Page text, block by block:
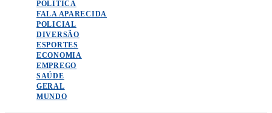
POLÍTICA
FALA APARECIDA
POLICIAL
DIVERSÃO
ESPORTES
ECONOMIA
EMPREGO
SAÚDE
GERAL
MUNDO